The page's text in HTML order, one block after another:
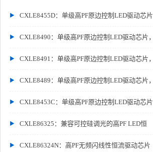
CXLE8455D：单级高PF原边控制LED驱动芯片
CXLE8490：单级高PF原边控制LED驱动芯片，
CXLE8491：单级高PF原边控制LED驱动芯片，
CXLE8489：单级高PF原边控制LED驱动芯片，
CXLE8453C：单级高PF原边控制LED驱动芯片
CXLE86325：兼容可控硅调光的高PF LED恒
CXLE86324N：高PF无频闪线性恒流驱动芯片